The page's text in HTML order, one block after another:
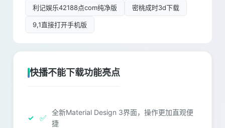
利记娱乐42188点com纯净版 密桃成时3d下载
9,1直接打开手机版
快播不能下载功能亮点
✅
全新Material Design 3界面，操作更加直观便
捷